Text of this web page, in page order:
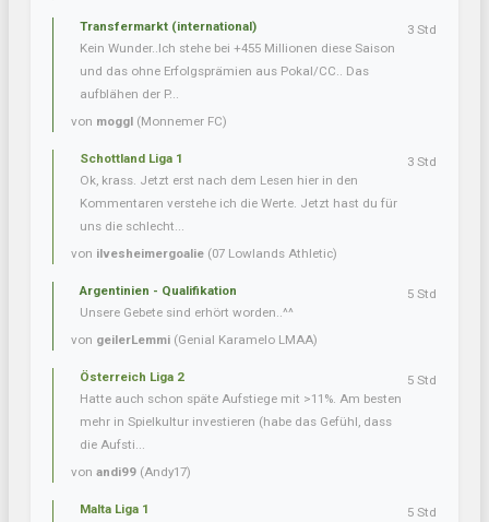
Transfermarkt (international)
Kein Wunder..Ich stehe bei +455 Millionen diese Saison
und das ohne Erfolgsprämien aus Pokal/CC.. Das
aufblähen der P...
von moggl (Monnemer FC)
3 Std
Schottland Liga 1
Ok, krass. Jetzt erst nach dem Lesen hier in den
Kommentaren verstehe ich die Werte. Jetzt hast du für
uns die schlecht...
von ilvesheimergoalie (07 Lowlands Athletic)
3 Std
Argentinien - Qualifikation
Unsere Gebete sind erhört worden..^^
von geilerLemmi (Genial Karamelo LMAA)
5 Std
Österreich Liga 2
Hatte auch schon späte Aufstiege mit >11%. Am besten
mehr in Spielkultur investieren (habe das Gefühl, dass
die Aufsti...
von andi99 (Andy17)
5 Std
Malta Liga 1
5 Std